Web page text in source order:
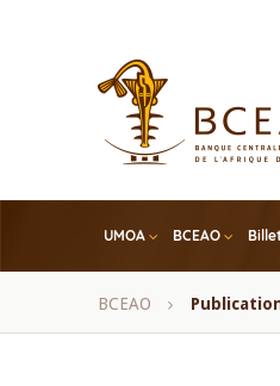
UMOA BCEAO
Fil
BCEAO